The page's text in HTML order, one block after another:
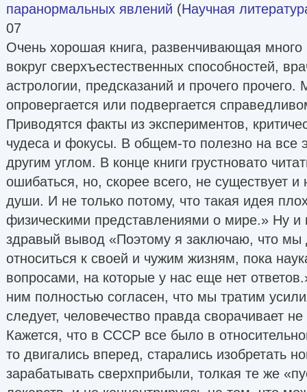
паранормальных явлений (Научная
07
Очень хорошая книга, развенчивающая
вокруг сверхъестественных способностей,
астрологии, предсказаний и прочего прочего.
опровергается или подвергается
Приводятся факты из экспериментов,
чудеса и фокусы. В общем-то полезно на все
другим углом. В конце книги грустновато
ошибаться, но, скорее всего, не существует и
души. И не только потому, что такая идея
физическими представлениями о мире.» Ну и
здравый вывод «Поэтому я заключаю, что мы
относиться к своей и чужим жизням, пока
вопросами, на которые у нас еще нет
ним полностью согласен, что мы тратим
следует, человечество правда сворачивает
Кажется, что в СССР все было в
то двигались вперед, старались изобретать
зарабатывать сверхприбыли, толкая те же